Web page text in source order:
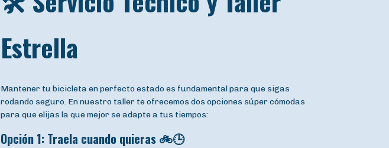
Estrella
Mantener tu bicicleta en perfecto estado es fundamental para que sigas
rodando seguro. En nuestro taller te ofrecemos dos opciones súper cómodas
para que elijas la que mejor se adapte a tus tiempos:
Opción 1: Traela cuando quieras 🚲🕒